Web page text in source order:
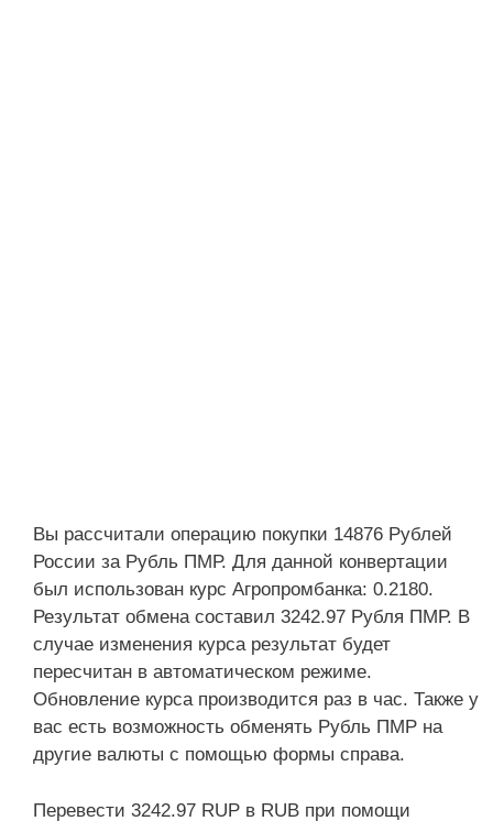
Вы рассчитали операцию покупки 14876 Рублей
России за Рубль ПМР. Для данной конвертации
был использован курс Агропромбанка: 0.2180.
Результат обмена составил 3242.97 Рубля ПМР. В
случае изменения курса результат будет
пересчитан в автоматическом режиме.
Обновление курса производится раз в час. Также у
вас есть возможность обменять Рубль ПМР на
другие валюты с помощью формы справа.
Перевести 3242.97 RUP в RUB при помощи